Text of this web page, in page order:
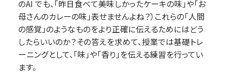
のAI でも、「昨日食べて美味しかったケーキの味」や「お
母さんのカレーの味」表せませんよね？）これらの「人間
の感覚」のようなものをより正確に伝えるためにはどう
したらいいのか？その答えを求めて、授業では基礎トレ
ーニングとして、「味」や「香り」を伝える練習を行ってい
ます。